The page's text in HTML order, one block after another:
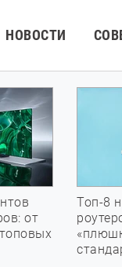
НОВОСТИ
от
Топ-8